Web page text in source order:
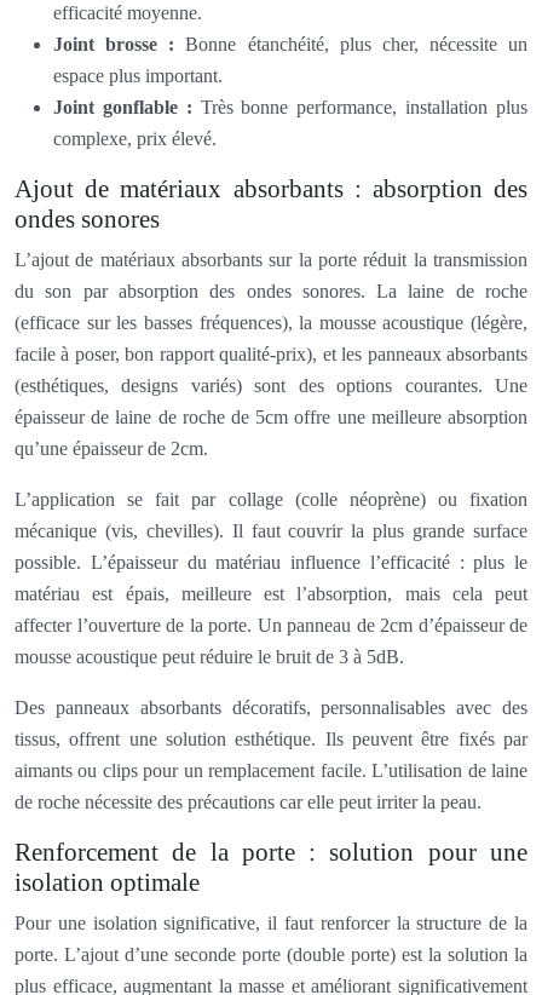
efficacité moyenne.
Joint brosse :Bonne étanchéité, plus cher, nécessite un
espace plus important.
Joint gonflable : Très bonne performance, installation plus
complexe, prix élevé.
Ajout de matériaux absorbants : absorption des
ondes sonores
L’ajout de matériaux absorbants sur la porte réduit la transmission
du son par absorption des ondes sonores. La laine de roche
(efficace sur les basses fréquences), la mousse acoustique (légère,
facile à poser, bon rapport qualité-prix), et les panneaux absorbants
(esthétiques, designs variés) sont des options courantes. Une
épaisseur de laine de roche de 5cm offre une meilleure absorption
qu’une épaisseur de 2cm.
L’application se fait par collage (colle néoprène) ou fixation
mécanique (vis, chevilles). Il faut couvrir la plus grande surface
possible. L’épaisseur du matériau influence l’efficacité : plus le
matériau est épais, meilleure est l’absorption, mais cela peut
affecter l’ouverture de la porte. Un panneau de 2cm d’épaisseur de
mousse acoustique peut réduire le bruit de 3 à 5dB.
Des panneaux absorbants décoratifs, personnalisables avec des
tissus, offrent une solution esthétique. Ils peuvent être fixés par
aimants ou clips pour un remplacement facile. L’utilisation de laine
de roche nécessite des précautions car elle peut irriter la peau.
Renforcement de la porte : solution pour une
isolation optimale
Pour une isolation significative, il faut renforcer la structure de la
porte. L’ajout d’une seconde porte (double porte) est la solution la
plus efficace, augmentant la masse et améliorant significativement